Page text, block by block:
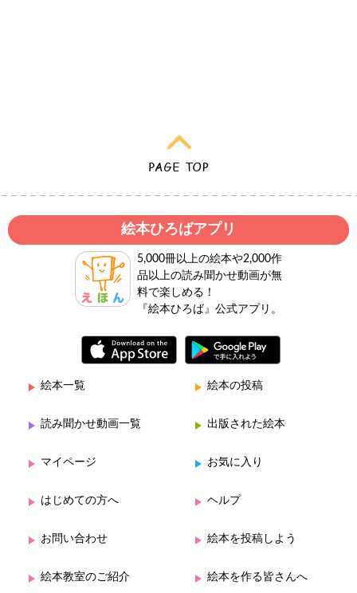
絵本ひろばアプリ
5,000冊以上の絵本や2,000作
品以上の読み聞かせ動画が無
料で楽しめる！
『絵本ひろば』公式アプリ。
絵本一覧 絵本の投稿
読み聞かせ動画一覧 出版された絵本
マイページ お気に入り
はじめての方へ ヘルプ
お問い合わせ 絵本を投稿しよう
絵本教室のご紹介 絵本を作る皆さんへ